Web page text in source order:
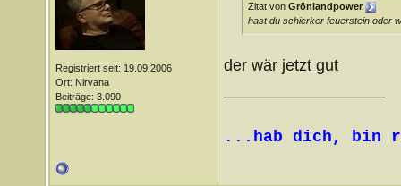
Registriert seit: 19.09.2006
Ort: Nirvana
Beiträge: 3.090
Zitat von Grönlandpower
hast du schierker feuerstein oder
der wär jetzt gut
...hab dich, bin